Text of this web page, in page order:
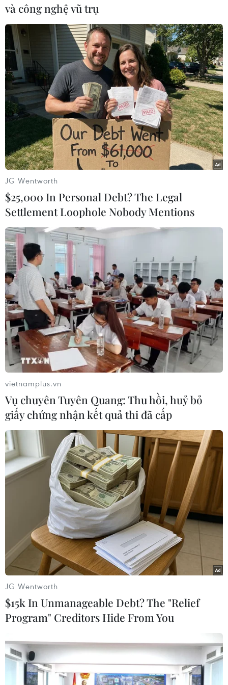
Bên cạnh đó, thời gian qua, quận cũng đã lắng
nghe ý kiến phụ huynh để điều chỉnh, tổ chức
việc học trực tuyến trên địa bàn một cách khoa
học hợp lý hơn.
Đối với học sinh lớp nhỏ, đầu cấp chưa biết cách
sử dụng thiết bị điện tử phải có bố mẹ giúp đỡ,
kèm cặp trong quá trình học.
Trong lúc đó, các phụ huynh thường bận rộn đi
làm ban ngày, các nhà trường đã điều chỉnh cho
các em học vào buổi tối./.
(TTXVN/Vietnam+)
#Học trực tuyến
#Bạo hành
#Phòng Giáo dục và Đào tạo
TP. Hà Nội
Theo dõi VietnamPlus
TIN LIÊN QUAN
và công nghệ vũ trụ
JG Wentworth
$25,000 In Personal Debt? The Legal
Settlement Loophole Nobody Mentions
vietnamplus.vn
Vụ chuyên Tuyên Quang: Thu hồi, huỷ bỏ
giấy chứng nhận kết quả thi đã cấp
JG Wentworth
$15k In Unmanageable Debt? The "Relief
Program" Creditors Hide From You